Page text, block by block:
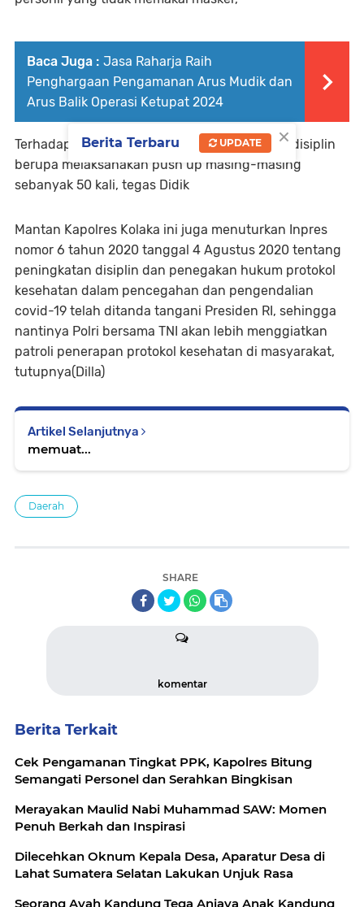
Baca Juga : Jasa Raharja Raih
Penghargaan Pengamanan Arus Mudik dan
Arus Balik Operasi Ketupat 2024
Terhadap pelanggar telah diberikan tindakan disiplin
berupa melaksanakan push up masing-masing
sebanyak 50 kali, tegas Didik
Mantan Kapolres Kolaka ini juga menuturkan Inpres
nomor 6 tahun 2020 tanggal 4 Agustus 2020 tentang
peningkatan disiplin dan penegakan hukum protokol
kesehatan dalam pencegahan dan pengendalian
covid-19 telah ditanda tangani Presiden RI, sehingga
nantinya Polri bersama TNI akan lebih menggiatkan
patroli penerapan protokol kesehatan di masyarakat,
tutupnya(Dilla)
Artikel Selanjutnya
memuat...
Daerah
SHARE
komentar
Berita Terkait
Cek Pengamanan Tingkat PPK, Kapolres Bitung
Semangati Personel dan Serahkan Bingkisan
Merayakan Maulid Nabi Muhammad SAW: Momen
Penuh Berkah dan Inspirasi
Dilecehkan Oknum Kepala Desa, Aparatur Desa di
Lahat Sumatera Selatan Lakukan Unjuk Rasa
Seorang Ayah Kandung Tega Aniaya Anak Kandung
×
Berita Terbaru UPDATE